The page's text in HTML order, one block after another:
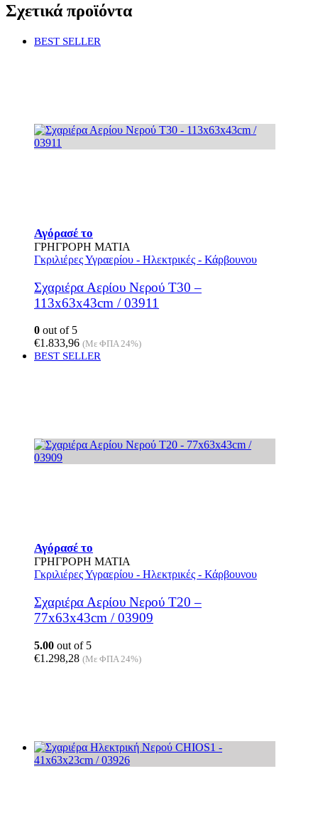
Σχετικά προϊόντα
BEST SELLER
Αγόρασέ το
ΓΡΗΓΡΟΡΗ ΜΑΤΙΑ
Γκριλιέρες Υγραερίου - Ηλεκτρικές - Κάρβουνου
Σχαριέρα Αερίου Νερού T30 –
113x63x43cm / 03911
0 out of 5
€1.833,96 (Με ΦΠΑ 24%)
BEST SELLER
Αγόρασέ το
ΓΡΗΓΡΟΡΗ ΜΑΤΙΑ
Γκριλιέρες Υγραερίου - Ηλεκτρικές - Κάρβουνου
Σχαριέρα Αερίου Νερού T20 –
77x63x43cm / 03909
5.00 out of 5
€1.298,28 (Με ΦΠΑ 24%)